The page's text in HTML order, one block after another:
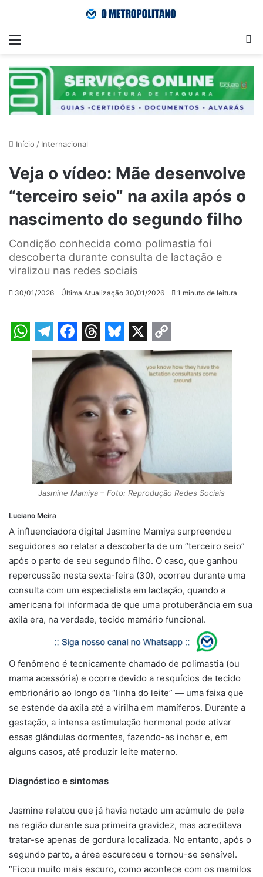
Menu
Início / Internacional
Veja o vídeo: Mãe desenvolve
“terceiro seio” na axila após o
nascimento do segundo filho
Condição conhecida como polimastia foi
descoberta durante consulta de lactação e
viralizou nas redes sociais
30/01/2026 Última Atualização 30/01/2026 1 minuto de leitura
T
e
g
a
m
F
a
c
e
b
o
o
k
T
h
e
a
d
s
B
l
u
e
s
k
y
X C
o
y
L
k
Jasmine Mamiya – Foto: Reprodução Redes Sociais
Luciano Meira
A influenciadora digital Jasmine Mamiya surpreendeu
seguidores ao relatar a descoberta de um “terceiro seio”
após o parto de seu segundo filho. O caso, que ganhou
repercussão nesta sexta-feira (30), ocorreu durante uma
consulta com um especialista em lactação, quando a
americana foi informada de que uma protuberância em sua
axila era, na verdade, tecido mamário funcional.
O fenômeno é tecnicamente chamado de polimastia (ou
mama acessória) e ocorre devido a resquícios de tecido
embrionário ao longo da “linha do leite” — uma faixa que
se estende da axila até a virilha em mamíferos. Durante a
gestação, a intensa estimulação hormonal pode ativar
essas glândulas dormentes, fazendo-as inchar e, em
alguns casos, até produzir leite materno.
Diagnóstico e sintomas
Jasmine relatou que já havia notado um acúmulo de pele
na região durante sua primeira gravidez, mas acreditava
tratar-se apenas de gordura localizada. No entanto, após o
segundo parto, a área escureceu e tornou-se sensível.
“Ficou muito mais escuro, como acontece com os mamilos